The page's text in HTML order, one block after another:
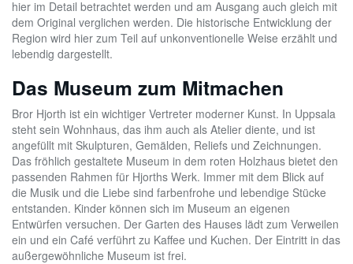
hier im Detail betrachtet werden und am Ausgang auch gleich mit
dem Original verglichen werden. Die historische Entwicklung der
Region wird hier zum Teil auf unkonventionelle Weise erzählt und
lebendig dargestellt.
Das Museum zum Mitmachen
Bror Hjorth ist ein wichtiger Vertreter moderner Kunst. In Uppsala
steht sein Wohnhaus, das ihm auch als Atelier diente, und ist
angefüllt mit Skulpturen, Gemälden, Reliefs und Zeichnungen.
Das fröhlich gestaltete Museum in dem roten Holzhaus bietet den
passenden Rahmen für Hjorths Werk. Immer mit dem Blick auf
die Musik und die Liebe sind farbenfrohe und lebendige Stücke
entstanden. Kinder können sich im Museum an eigenen
Entwürfen versuchen. Der Garten des Hauses lädt zum Verweilen
ein und ein Café verführt zu Kaffee und Kuchen. Der Eintritt in das
außergewöhnliche Museum ist frei.